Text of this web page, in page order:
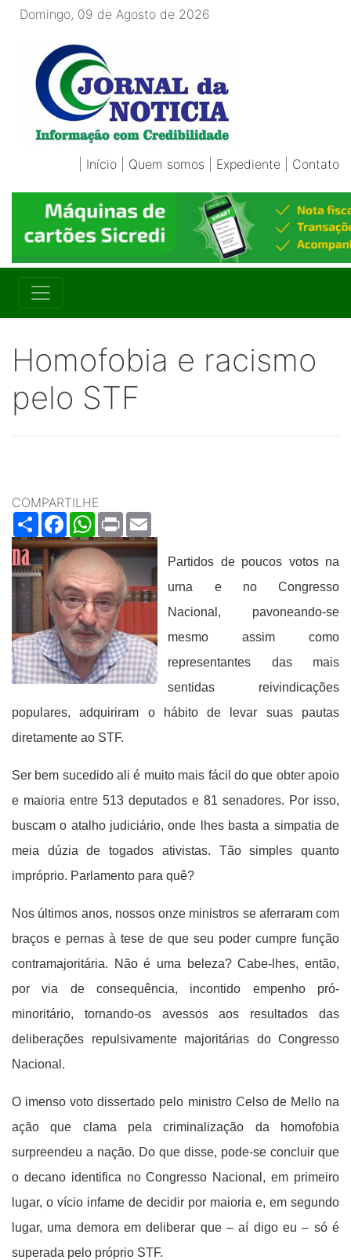
Domingo, 09 de Agosto de 2026
Início Quem somos Expediente Contato
Homofobia e racismo
pelo STF
COMPARTILHE
ShareFacebookWhatsApp
Print
Partidos de poucos votos na
urna e no Congresso
Nacional, pavoneando-se
mesmo assim como
representantes das mais
sentidas reivindicações
populares, adquiriram o hábito de levar suas pautas
diretamente ao STF.
Ser bem sucedido ali é muito mais fácil do que obter apoio
e maioria entre 513 deputados e 81 senadores. Por isso,
buscam o atalho judiciário, onde lhes basta a simpatia de
meia dúzia de togados ativistas. Tão simples quanto
impróprio. Parlamento para quê?
Nos últimos anos, nossos onze ministros se aferraram com
braços e pernas à tese de que seu poder cumpre função
contramajoritária. Não é uma beleza? Cabe-lhes, então,
por via de consequência, incontido empenho pró-
minoritário, tornando-os avessos aos resultados das
deliberações repulsivamente majoritárias do Congresso
Nacional.
O imenso voto dissertado pelo ministro Celso de Mello na
ação que clama pela criminalização da homofobia
surpreendeu a nação. Do que disse, pode-se concluir que
o decano identifica no Congresso Nacional, em primeiro
lugar, o vício infame de decidir por maioria e, em segundo
lugar, uma demora em deliberar que – aí digo eu – só é
superada pelo próprio STF.